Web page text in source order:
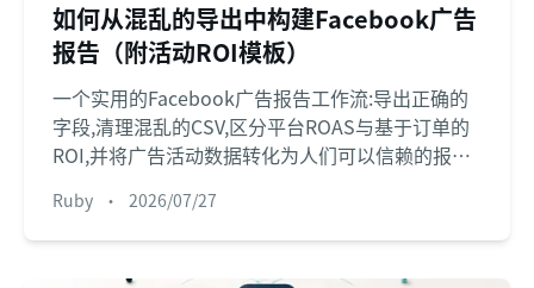
如何从混乱的导出中构建Facebook广告
报告（附活动ROI模板）
一个实用的Facebook广告报告工作流:导出正确的
字段,清理混乱的CSV,区分平台ROAS与基于订单的
ROI,并将广告活动数据转化为人们可以信赖的报
Ruby • 2026/07/27